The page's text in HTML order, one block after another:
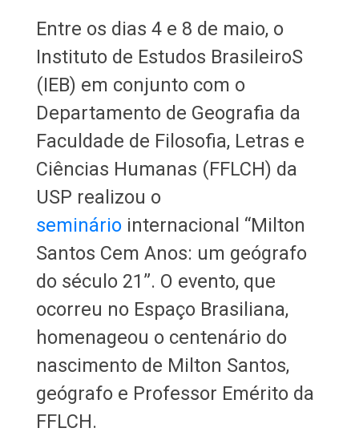
Entre os dias 4 e 8 de maio, o
Instituto de Estudos BrasileiroS
(IEB) em conjunto com o
Departamento de Geografia da
Faculdade de Filosofia, Letras e
Ciências Humanas (FFLCH) da
USP realizou o
semináriointernacional “Milton
Santos Cem Anos: um geógrafo
do século 21”. O evento, que
ocorreu no Espaço Brasiliana,
homenageou o centenário do
nascimento de Milton Santos,
geógrafo e Professor Emérito da
FFLCH.